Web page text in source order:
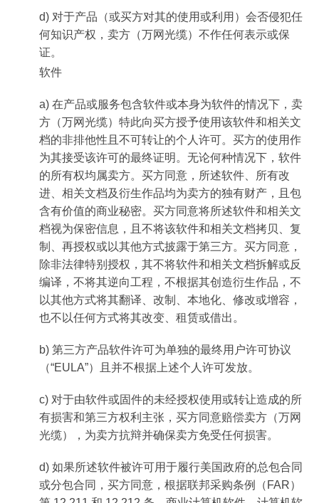
d) 对于产品（或买方对其的使用或利用）会否侵犯任
何知识产权，卖方（万网光缆）不作任何表示或保
证。
软件
a) 在产品或服务包含软件或本身为软件的情况下，卖
方（万网光缆）特此向买方授予使用该软件和相关文
档的非排他性且不可转让的个人许可。买方的使用作
为其接受该许可的最终证明。无论何种情况下，软件
的所有权均属卖方。买方同意，所述软件、所有改
进、相关文档及衍生作品均为卖方的独有财产，且包
含有价值的商业秘密。买方同意将所述软件和相关文
档视为保密信息，且不将该软件和相关文档拷贝、复
制、再授权或以其他方式披露于第三方。买方同意，
除非法律特别授权，其不将软件和相关文档拆解或反
编译，不将其逆向工程，不根据其创造衍生作品，不
以其他方式将其翻译、改制、本地化、修改或增容，
也不以任何方式将其改变、租赁或借出。
b) 第三方产品软件许可为单独的最终用户许可协议
（“EULA”）且并不根据上述个人许可发放。
c) 对于由软件或固件的未经授权使用或转让造成的所
有损害和第三方权利主张，买方同意赔偿卖方（万网
光缆），为卖方抗辩并确保卖方免受任何损害。
d) 如果所述软件被许可用于履行美国政府的总包合同
或分包合同，买方同意，根据联邦采购条例（FAR）